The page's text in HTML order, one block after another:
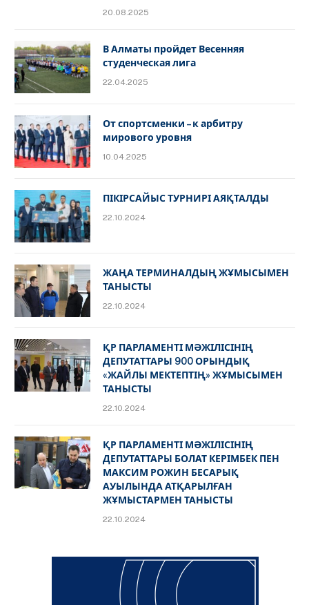
20.08.2025
В Алматы пройдет Весенняя
студенческая лига
22.04.2025
От спортсменки – к арбитру
мирового уровня
10.04.2025
ПІКІРСАЙЫС ТУРНИРІ АЯҚТАЛДЫ
22.10.2024
ЖАҢА ТЕРМИНАЛДЫҢ ЖҰМЫСЫМЕН
ТАНЫСТЫ
22.10.2024
ҚР ПАРЛАМЕНТІ МӘЖІЛІСІНІҢ
ДЕПУТАТТАРЫ 900 ОРЫНДЫҚ
«ЖАЙЛЫ МЕКТЕПТІҢ» ЖҰМЫСЫМЕН
ТАНЫСТЫ
22.10.2024
ҚР ПАРЛАМЕНТІ МӘЖІЛІСІНІҢ
ДЕПУТАТТАРЫ БОЛАТ КЕРІМБЕК ПЕН
МАКСИМ РОЖИН БЕСАРЫҚ
АУЫЛЫНДА АТҚАРЫЛҒАН
ЖҰМЫСТАРМЕН ТАНЫСТЫ
22.10.2024